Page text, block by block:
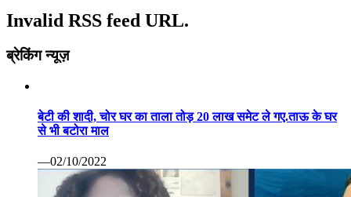
Invalid RSS feed URL.
ब्रेकिंग न्यूज़
बेटी की शादी, चोर घर का ताला तोड़ 20 लाख समेट ले गए.ताऊ के घर
से भी बटोरा माल
—02/10/2022